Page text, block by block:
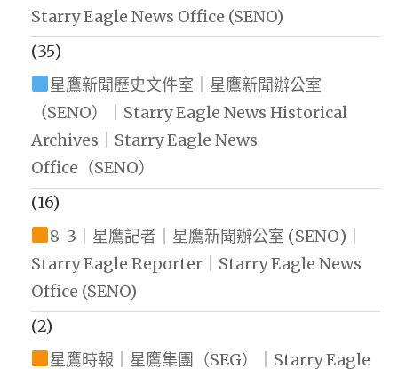
Starry Eagle News Office (SENO)
(35)
星鷹新聞歷史文件室｜星鷹新聞辦公室
（SENO）｜Starry Eagle News Historical
Archives｜Starry Eagle News
Office（SENO）
(16)
8-3｜星鷹記者｜星鷹新聞辦公室 (SENO)｜
Starry Eagle Reporter｜Starry Eagle News
Office (SENO)
(2)
星鷹時報｜星鷹集團（SEG）｜Starry Eagle